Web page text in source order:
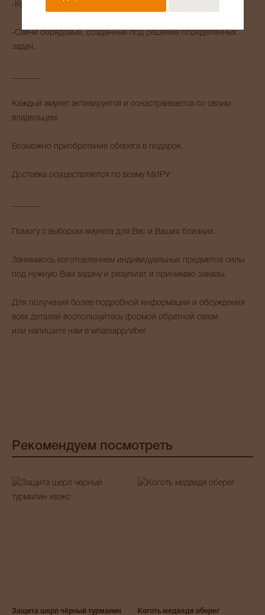
-Куклы помощники.
-Свечи обрядовые, созданные под решение определенных
задач.
Каждый амулет активируется и сонастраивается со своим
владельцем.
Возможно приобретение оберега в подарок.
Доставка осуществляется по всему МИРУ.
Помогу с выбором амулета для Вас и Ваших близких.
Занимаюсь изготовлением индивидуальных предметов силы
под нужную Вам задачу и результат и принимаю заказы.
Для получения более подробной информации и обсуждения
всех деталей воспользуйтесь формой обратной связи
или напишите нам в whatsapp/viber.
Рекомендуем посмотреть
Защита шерл чёрный турмалин
Коготь медведя оберег